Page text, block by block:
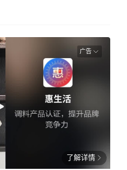
广告
了解详情